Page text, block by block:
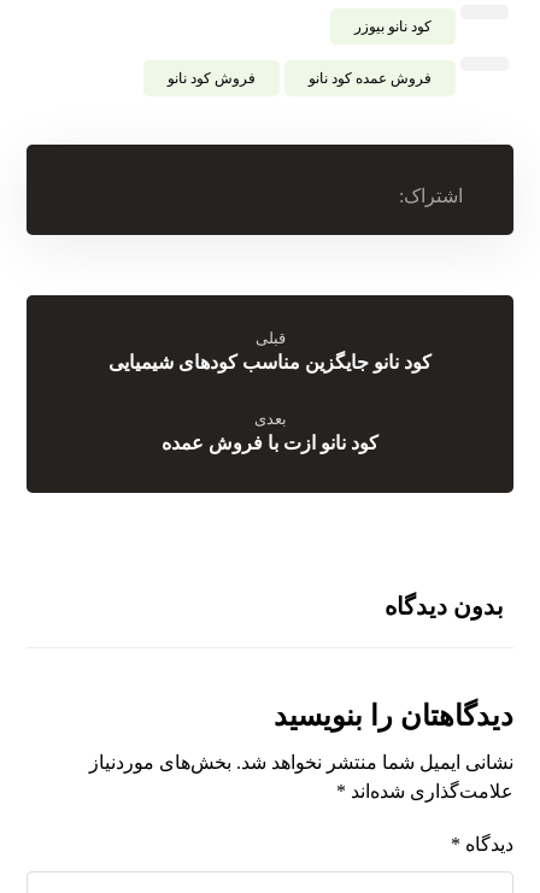
کود نانو بیوزر
فروش عمده کود نانو فروش کود نانو
قبلی
کود نانو جایگزین مناسب کودهای شیمیایی
بعدی
کود نانو ازت با فروش عمده
بدون دیدگاه
دیدگاهتان را بنویسید
نشانی ایمیل شما منتشر نخواهد شد. بخش‌های موردنیاز
علامت‌گذاری شده‌اند *
دیدگاه *